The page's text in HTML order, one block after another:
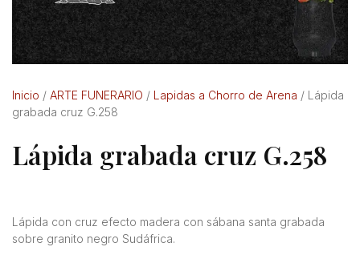
Inicio / ARTE FUNERARIO / Lapidas a Chorro de Arena / Lápida
grabada cruz G.258
Lápida grabada cruz G.258
Lápida con cruz efecto madera con sábana santa grabada
sobre granito negro Sudáfrica.